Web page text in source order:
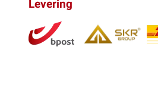
Levering